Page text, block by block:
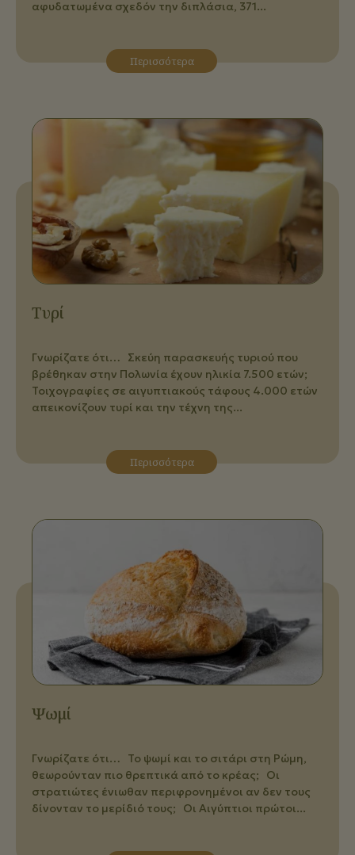
αφυδατωμένα σχεδόν την διπλάσια, 371...
Περισσότερα
Τυρί
Γνωρίζατε ότι… Σκεύη παρασκευής τυριού που
βρέθηκαν στην Πολωνία έχουν ηλικία 7.500 ετών;
Τοιχογραφίες σε αιγυπτιακούς τάφους 4.000 ετών
απεικονίζουν τυρί και την τέχνη της...
Περισσότερα
Ψωμί
Γνωρίζατε ότι… Το ψωμί και το σιτάρι στη Ρώμη,
θεωρούνταν πιο θρεπτικά από το κρέας; Οι
στρατιώτες ένιωθαν περιφρονημένοι αν δεν τους
δίνονταν το μερίδιό τους; Οι Αιγύπτιοι πρώτοι...